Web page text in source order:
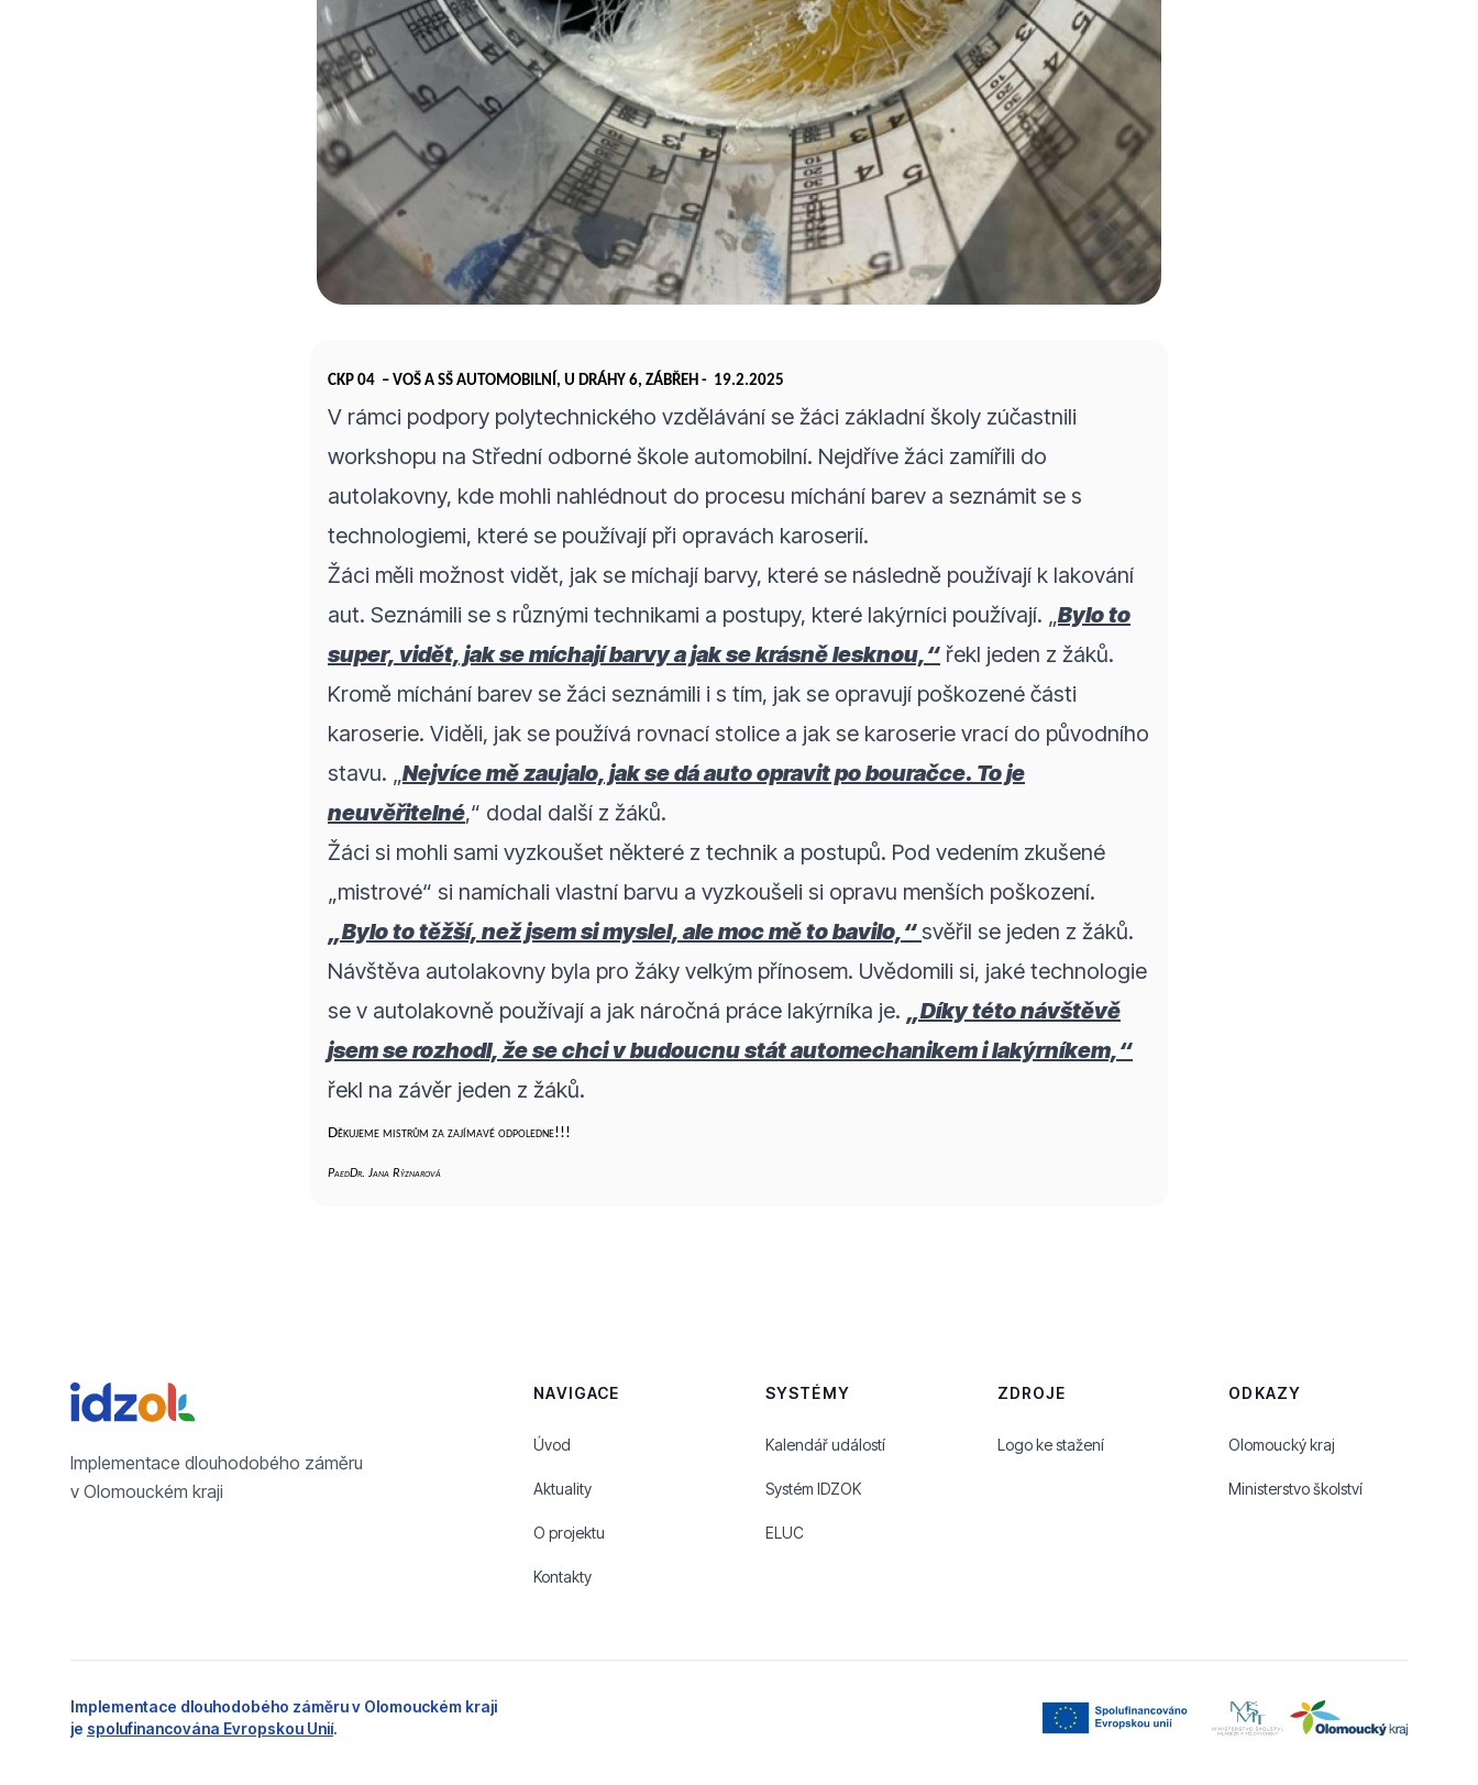
CKP 04 – VOŠ A SŠ AUTOMOBILNÍ, U DRÁHY 6, ZÁBŘEH - 19.2.2025
V rámci podpory polytechnického vzdělávání se žáci základní školy zúčastnili
workshopu na Střední odborné škole automobilní. Nejdříve žáci zamířili do
autolakovny, kde mohli nahlédnout do procesu míchání barev a seznámit se s
technologiemi, které se používají při opravách karoserií.
Žáci měli možnost vidět, jak se míchají barvy, které se následně používají k lakování
aut. Seznámili se s různými technikami a postupy, které lakýrníci používají. „ Bylo to
super, vidět, jak se míchají barvy a jak se krásně lesknou,“ řekl jeden z žáků.
Kromě míchání barev se žáci seznámili i s tím, jak se opravují poškozené části
karoserie. Viděli, jak se používá rovnací stolice a jak se karoserie vrací do původního
stavu. „ Nejvíce mě zaujalo, jak se dá auto opravit po bouračce. To je
neuvěřitelné,“ dodal další z žáků.
Žáci si mohli sami vyzkoušet některé z technik a postupů. Pod vedením zkušené
„mistrové“ si namíchali vlastní barvu a vyzkoušeli si opravu menších poškození.
„Bylo to těžší, než jsem si myslel, ale moc mě to bavilo,“svěřil se jeden z žáků.
Návštěva autolakovny byla pro žáky velkým přínosem. Uvědomili si, jaké technologie
se v autolakovně používají a jak náročná práce lakýrníka je.
„Díky této návštěvě
jsem se rozhodl, že se chci v budoucnu stát automechanikem i lakýrníkem,“
řekl na závěr jeden z žáků.
Děkujeme mistrům za zajímavé odpoledne!!!
PaedDr. Jana Rýznarová
Implementace dlouhodobého záměru
v Olomouckém kraji
NAVIGACE
Úvod
Aktuality
O projektu
Kontakty
SYSTÉMY
Kalendář událostí
Systém IDZOK
ELUC
ZDROJE
Logo ke stažení
ODKAZY
Olomoucký kraj
Ministerstvo školství
Implementace dlouhodobého záměru v Olomouckém kraji
je spolufinancována Evropskou Unií.